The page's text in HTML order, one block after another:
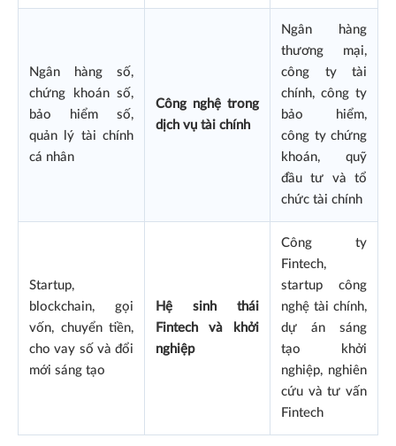
Ngân hàng số,
chứng khoán số,
bảo hiểm số,
quản lý tài chính
cá nhân
Công nghệ trong
dịch vụ tài chính
Ngân hàng
thương mại,
công ty tài
chính, công ty
bảo hiểm,
công ty chứng
khoán, quỹ
đầu tư và tổ
chức tài chính
Startup,
blockchain, gọi
vốn, chuyển tiền,
cho vay số và đổi
mới sáng tạo
Hệ sinh thái
Fintech và khởi
nghiệp
Công ty
Fintech,
startup công
nghệ tài chính,
dự án sáng
tạo khởi
nghiệp, nghiên
cứu và tư vấn
Fintech